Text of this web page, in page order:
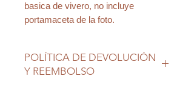
basica de vivero, no incluye
portamaceta de la foto.
POLÍTICA DE DEVOLUCIÓN
Y REEMBOLSO